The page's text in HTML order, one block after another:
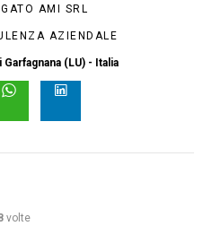
AMI SRL
AZIENDALE
(LU) - Italia
volte